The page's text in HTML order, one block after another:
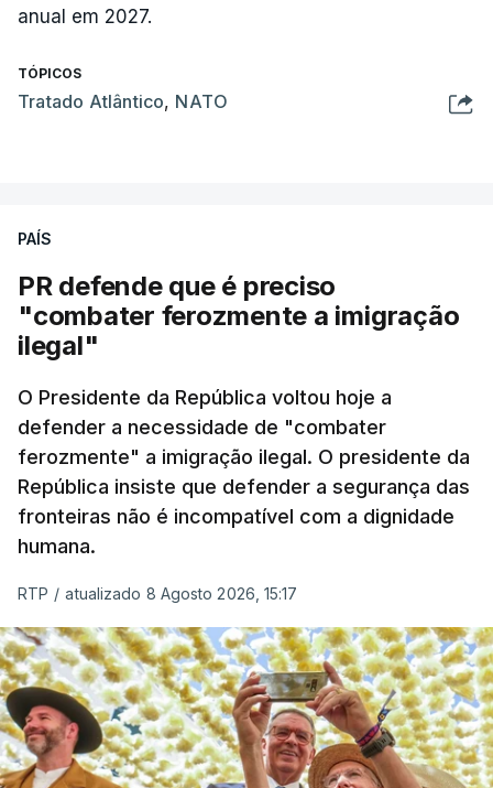
anual em 2027.
TÓPICOS
Tratado Atlântico, NATO
PAÍS
PR defende que é preciso
"combater ferozmente a imigração
ilegal"
O Presidente da República voltou hoje a
defender a necessidade de "combater
ferozmente" a imigração ilegal. O presidente da
República insiste que defender a segurança das
fronteiras não é incompatível com a dignidade
humana.
RTP / atualizado 8 Agosto 2026, 15:17